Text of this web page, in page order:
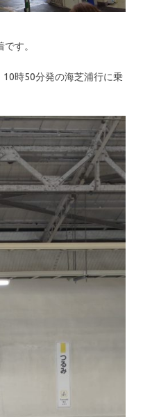
す。
時50分発の海芝浦行に乗